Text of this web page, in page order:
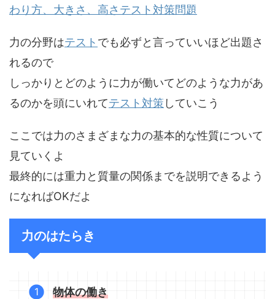
わり方、大きさ、高さテスト対策問題
力の分野はテスト でも必ずと言っていいほど出題さ
れるので
しっかりとどのように力が働いてどのような力があ
るのかを頭にいれてテスト対策していこう
ここでは力のさまざまな力の基本的な性質について
見ていくよ
最終的には重力と質量の関係までを説明できるよう
になればOKだよ
力のはたらき
物体の働き